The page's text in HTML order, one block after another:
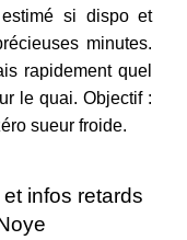
si dispo et
minutes.
rapidement quel
le quai. Objectif :
sueur froide.
infos retards